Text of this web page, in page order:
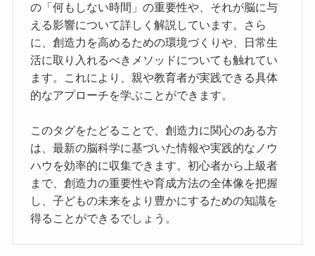
の「何もしない時間」の重要性や、それが脳に与
える影響について詳しく解説しています。さら
に、創造力を高めるための環境づくりや、日常生
活に取り入れるべきメソッドについても触れてい
ます。これにより、親や教育者が実践できる具体
的なアプローチを学ぶことができます。
このタグをたどることで、創造力に関心のある方
は、最新の脳科学に基づいた情報や実践的なノウ
ハウを効率的に収集できます。初心者から上級者
まで、創造力の重要性や育成方法の全体像を把握
し、子どもの未来をより豊かにするための知識を
得ることができるでしょう。